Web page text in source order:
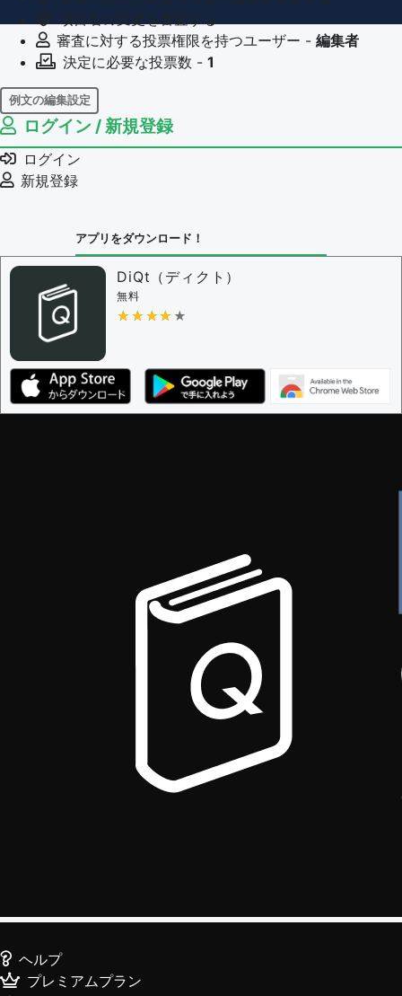
審査に対する投票権限を持つユーザー - 編集者
決定に必要な投票数 - 1
例文の編集設定
例文の編集権限を持つユーザー -
例文の削除を審査する
審査に対する投票権限を持つユーザー -
決定に必要な投票数 -
問題の編集権限を持つユーザー -すべてのユーザー
審査に対する投票権限を持つユーザー -
決定に必要な投票数 -
編集ガイドライン
ログイン / 新規登録
ログイン
新規登録
アプリをダウンロード！
DiQt（ディクト）
無料
★★★★★
★★★★★
ヘルプ
プレミアムプラン